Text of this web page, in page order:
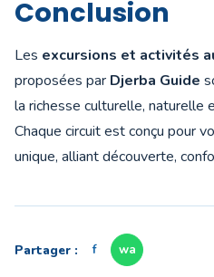
Conclusion
Les excursions et activités
proposées par Djerba Guide
la richesse culturelle, naturelle
Chaque circuit est conçu pour
unique, alliant découverte,
Partager : f wa